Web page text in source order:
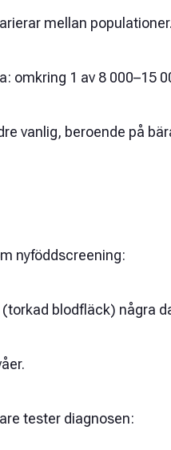
mellan
omkring 1 av 8 000–15
vanlig, beroende på
nyföddscreening:
blodfläck) några
tester diagnosen: